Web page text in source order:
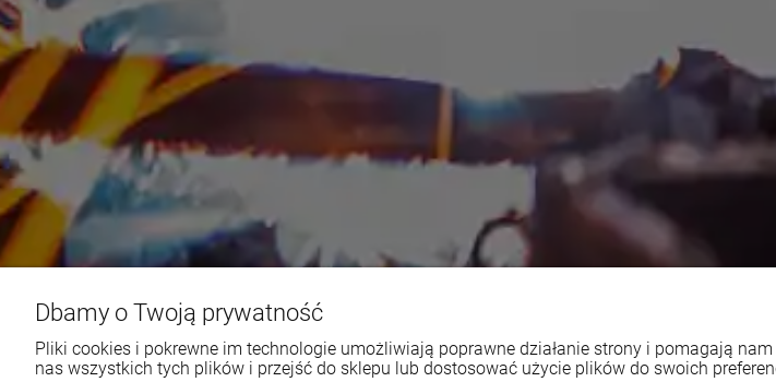
Dbamy o Twoją prywatność
Pliki cookies i pokrewne im technologie umożliwiają poprawne działanie strony i pomagają
nas wszystkich tych plików i przejść do sklepu lub dostosować użycie plików do swoich